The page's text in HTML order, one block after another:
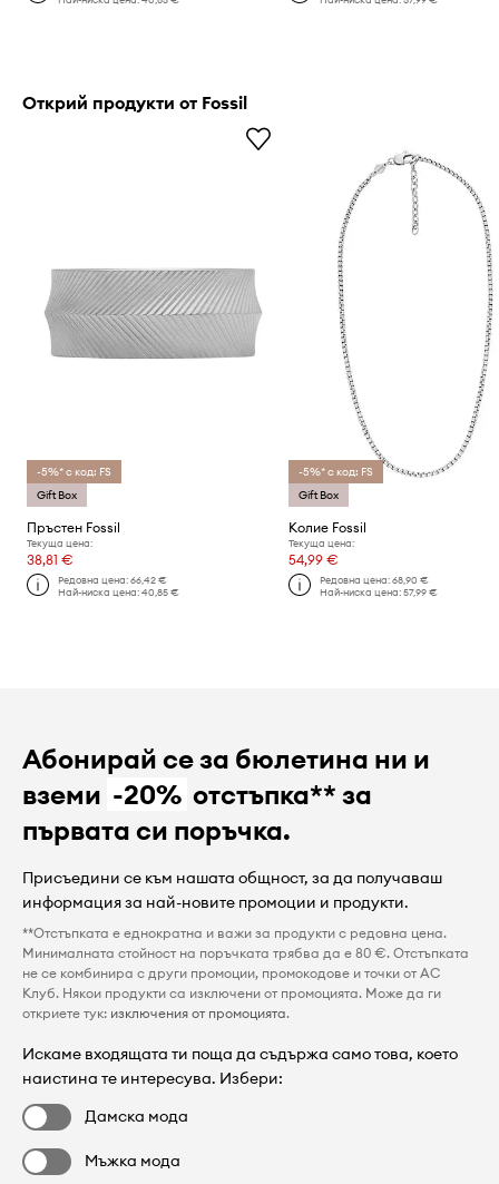
Открий продукти от Fossil
-5%* с код: FS
Gift Box
Пръстен Fossil
Текуща цена:
38,81 €
Редовна цена:66,42 €
Най-ниска цена:40,85 €
-5%* с код: FS
Gift Box
Колие Fossil
Текуща цена:
54,99 €
Редовна цена: 68,90 €
Най-ниска цена: 57,99 €
Абонирай се за бюлетина ни и
вземи -20% отстъпка** за
първата си поръчка.
Присъедини се към нашата общност, за да получаваш
информация за най-новите промоции и продукти.
**Отстъпката е еднократна и важи за продукти с редовна цена.
Минималната стойност на поръчката трябва да е 80 €. Отстъпката
не се комбинира с други промоции, промокодове и точки от AC
Клуб. Някои продукти са изключени от промоцията. Може да ги
откриете тук: изключения от промоцията.
Искаме входящата ти поща да съдържа само това, което
наистина те интересува. Избери:
Дамска мода
Мъжка мода